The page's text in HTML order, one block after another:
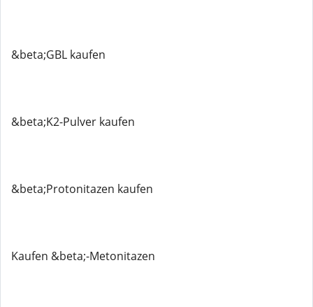
&beta;GBL kaufen
&beta;K2-Pulver kaufen
&beta;Protonitazen kaufen
Kaufen &beta;-Metonitazen